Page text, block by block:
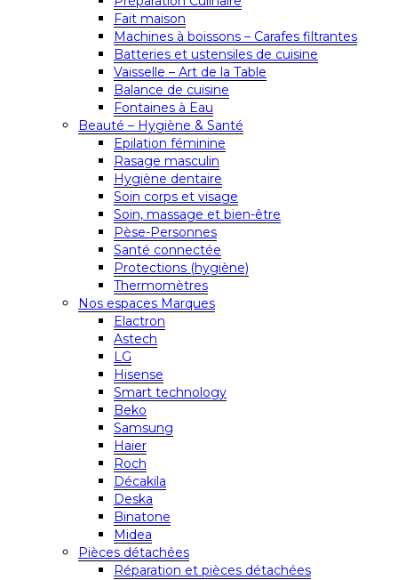
Fait maison
Machines à boissons – Carafes filtrantes
Batteries et ustensiles de cuisine
Vaisselle – Art de la Table
Balance de cuisine
Fontaines à Eau
Beauté – Hygiène & Santé
Epilation féminine
Rasage masculin
Hygiène dentaire
Soin corps et visage
Soin, massage et bien-être
Pèse-Personnes
Santé connectée
Protections (hygiène)
Thermomètres
Nos espaces Marques
Elactron
Astech
LG
Hisense
Smart technology
Beko
Samsung
Haier
Roch
Décakila
Deska
Binatone
Midea
Pièces détachées
Réparation et pièces détachées